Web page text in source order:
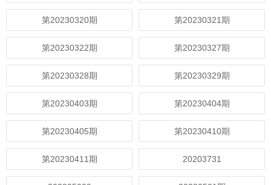
第20230320期 第20230321期
第20230322期 第20230327期
第20230328期 第20230329期
第20230403期 第20230404期
第20230405期 第20230410期
第20230411期 20203731